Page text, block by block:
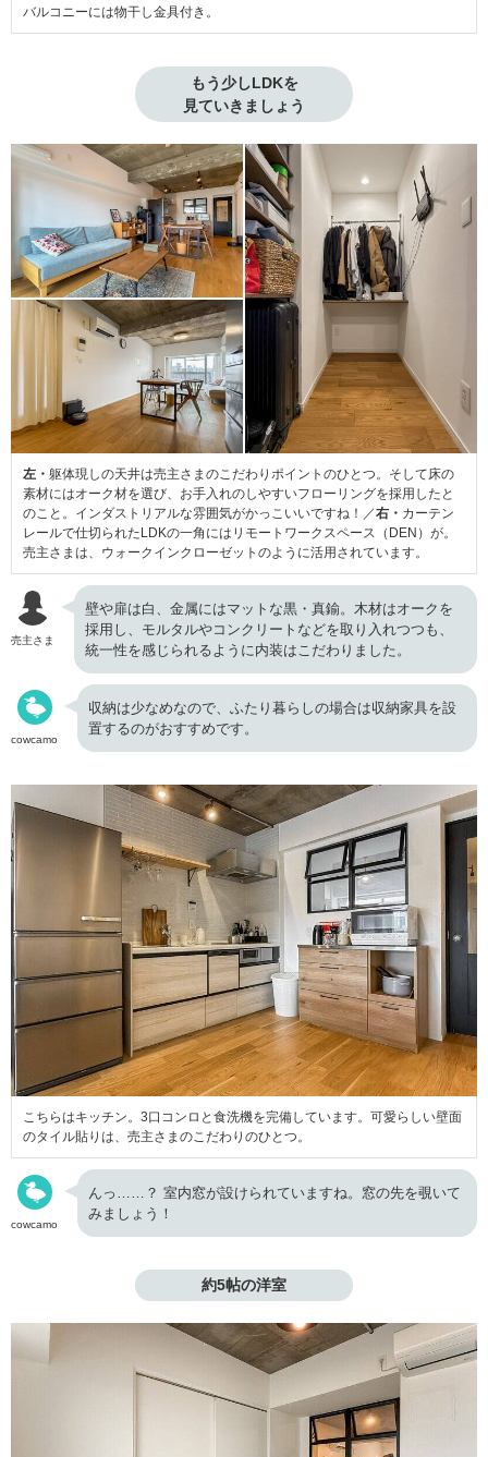
バルコニーには物干し金具付き。
もう少しLDKを
見ていきましょう
左・ 躯体現しの天井は売主さまのこだわりポイントのひとつ。そして床の
素材にはオーク材を選び、お手入れのしやすいフローリングを採用したと
のこと。インダストリアルな雰囲気がかっこいいですね！／右・ カーテン
レールで仕切られたLDKの一角にはリモートワークスペース（DEN）が。
売主さまは、ウォークインクローゼットのように活用されています。
売主さま
壁や扉は白、金属にはマットな黒・真鍮。木材はオークを
採用し、モルタルやコンクリートなどを取り入れつつも、
統一性を感じられるように内装はこだわりました。
cowcamo
収納は少なめなので、ふたり暮らしの場合は収納家具を設
置するのがおすすめです。
こちらはキッチン。3口コンロと食洗機を完備しています。可愛らしい壁面
のタイル貼りは、売主さまのこだわりのひとつ。
cowcamo
んっ……？ 室内窓が設けられていますね。窓の先を覗いて
みましょう！
約5帖の洋室